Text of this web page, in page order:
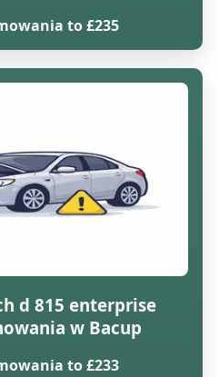
to £235
d 815 enterprise
w Bacup
to £233